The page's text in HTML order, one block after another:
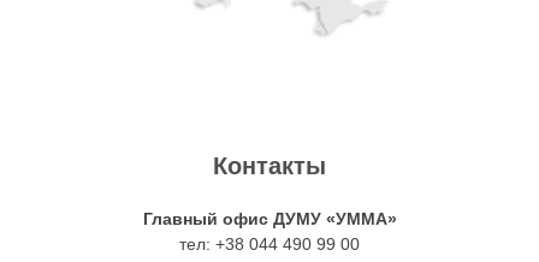
Контакты
Главный офис ДУМУ «УММА»
тел: +38 044 490 99 00